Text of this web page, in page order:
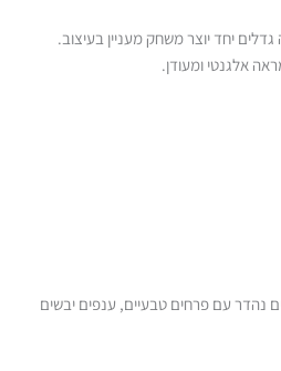
יחד יוצר משחק מעניין בעיצוב.
נהדר עם פרחים טבעיים, ענפים יבשים